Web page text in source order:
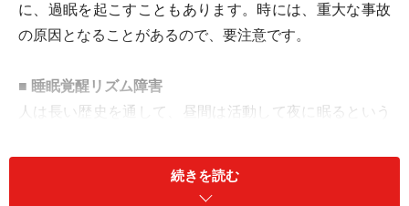
に、過眠を起こすこともあります。時には、重大な事故
の原因となることがあるので、要注意です。
■ 睡眠覚醒リズム障害
人は長い歴史を通して、昼間は活動して夜に眠るという
変化によって、この睡眠と覚醒のリズムが壊れてしまう
続きを読む